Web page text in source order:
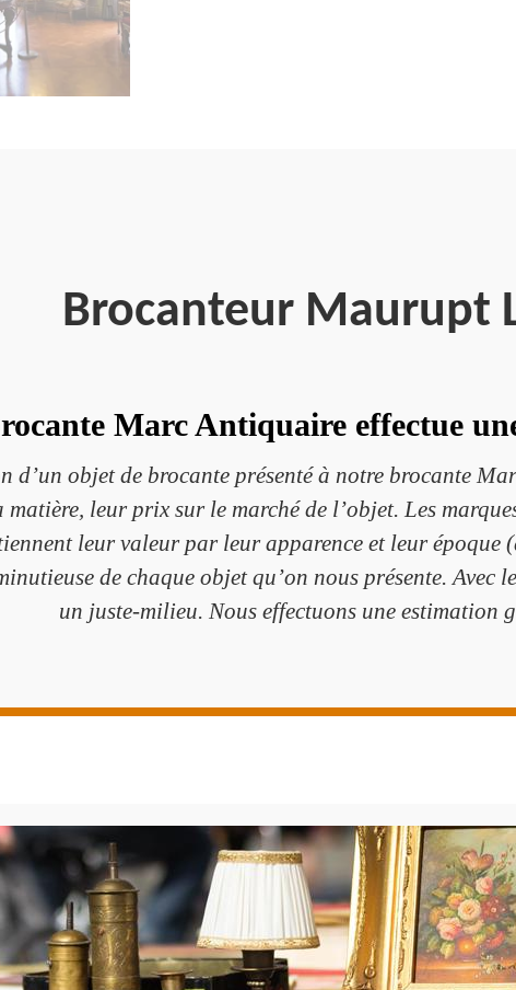
Brocanteur Maurupt
Marc Antiquaire effectue
d’un objet de brocante présenté à notre brocante
leur prix sur le marché de l’objet. Les
leur valeur par leur apparence et leur
de chaque objet qu’on nous présente.
un juste-milieu. Nous effectuons une estimation